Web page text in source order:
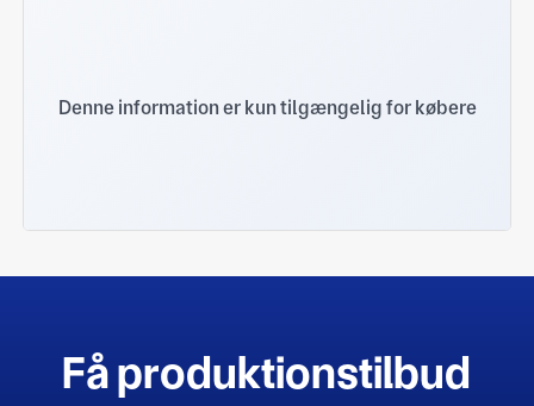
Denne information er kun tilgængelig for købere
Få produktionstilbud